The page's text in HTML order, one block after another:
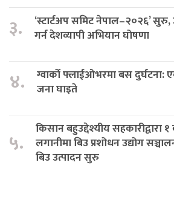
३.
‘स्टार्टअप समिट नेपाल–२०२६’ सुरु,
गर्न देशव्यापी अभियान घोषणा
४.
ग्वार्को फ्लाईओभरमा बस दुर्घटना:
जना घाइते
५.
किसान बहुउद्देश्यीय सहकारीद्वारा
लगानीमा बिउ प्रशोधन उद्योग
बिउ उत्पादन सुरु